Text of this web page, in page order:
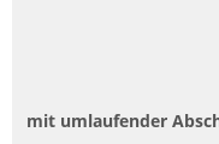
mit umlaufender